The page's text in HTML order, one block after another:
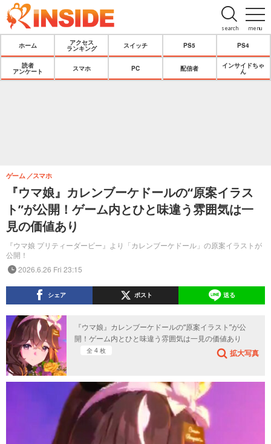
menu
search
ホーム
アクセス
ランキング
スイッチ PS5 PS4
読者
アンケート
スマホ PC 配信者
インサイドちゃ
ん
『ウマ娘』カレンブーケドールの“原案イラス
ト”が公開！ゲーム内とひと味違う雰囲気は一
見の価値あり
『ウマ娘 プリティーダービー』より「カレンブーケドール」の原案イラストが
公開！
ゲーム スマホ
2026.6.26 Fri 23:15
シェア ポスト 送る
『ウマ娘』カレンブーケドールの“原案イラスト”が公
開！ゲーム内とひと味違う雰囲気は一見の価値あり
全 4 枚 拡大写真